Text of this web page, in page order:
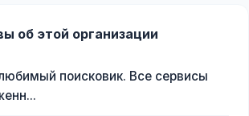
об этой организации
поисковик. Все сервисы